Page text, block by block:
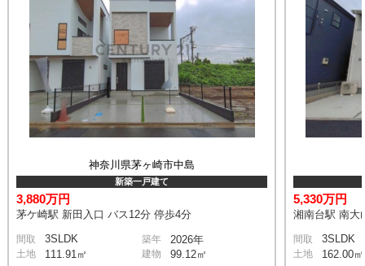
神奈川県茅ヶ崎市中島
新築一戸建て
3,880万円
茅ケ崎駅 新田入口 バス12分 停歩4分
間取 3SLDK 築年 2026年
土地 111.91㎡ 建物 99.12㎡
5,330万円
湘南台駅 南大
間取 3SLDK
土地 162.00㎡